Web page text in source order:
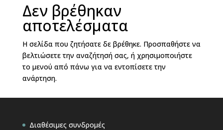
Δεν βρέθηκαν
αποτελέσματα
Η σελίδα που ζητήσατε δε βρέθηκε. Προσπαθήστε να
βελτιώσετε την αναζήτησή σας, ή χρησιμοποιήστε
το μενού από πάνω για να εντοπίσετε την
ανάρτηση.
Διαθέσιμες συνδρομές